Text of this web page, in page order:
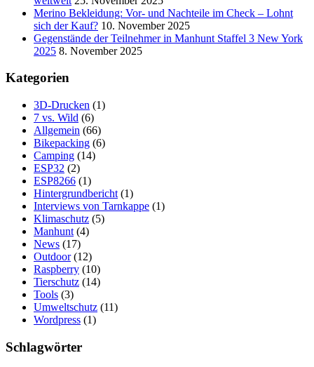
Merino Bekleidung: Vor- und Nachteile im Check – Lohnt
sich der Kauf? 10. November 2025
Gegenstände der Teilnehmer in Manhunt Staffel 3 New York
2025 8. November 2025
Kategorien
3D-Drucken (1)
7 vs. Wild (6)
Allgemein (66)
Bikepacking (6)
Camping (14)
ESP32 (2)
ESP8266 (1)
Hintergrundbericht (1)
Interviews von Tarnkappe (1)
Klimaschutz (5)
Manhunt (4)
News (17)
Outdoor(12)
Raspberry (10)
Tierschutz (14)
Tools (3)
Umweltschutz (11)
Wordpress (1)
Schlagwörter